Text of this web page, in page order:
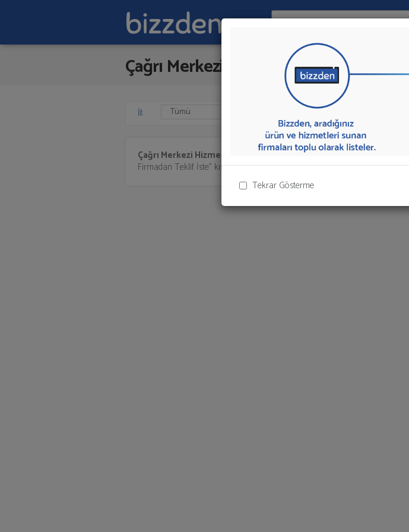
Tekrar Gösterme
Ara:
Çağrı Merkezi Hizmeti 2
İl:
Çağrı Merkezi Hizmeti 2 sunan firmalar aşağıda listelenmektedir.
Firmadan Teklif İste" kısmından toplu olarak teklif talebinizi firmalara